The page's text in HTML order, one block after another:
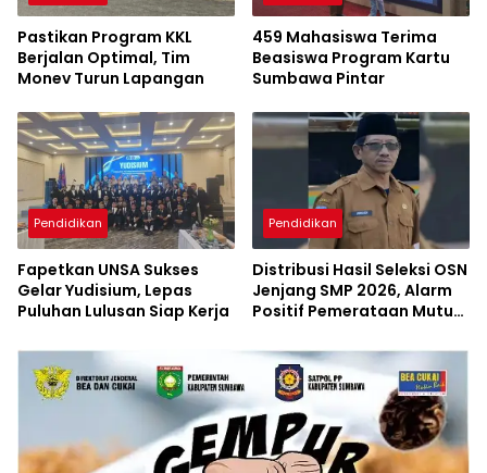
Pastikan Program KKL
Berjalan Optimal, Tim
Monev Turun Lapangan
459 Mahasiswa Terima
Beasiswa Program Kartu
Sumbawa Pintar
Pendidikan
Fapetkan UNSA Sukses
Gelar Yudisium, Lepas
Puluhan Lulusan Siap Kerja
Pendidikan
Distribusi Hasil Seleksi OSN
Jenjang SMP 2026, Alarm
Positif Pemerataan Mutu